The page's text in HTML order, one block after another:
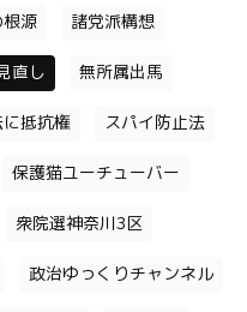
源 諸党派構想
直し 無所属出馬
抵抗権 スパイ防止法
保護猫ユーチューバー
衆院選神奈川3区
政治ゆっくりチャンネル